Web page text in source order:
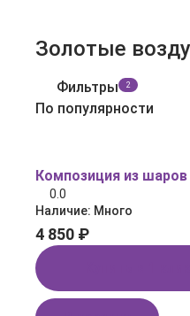
Золотые
Фильтры 2
По популярности
Композиция из
0.0
Наличие: Много
4 850 ₽